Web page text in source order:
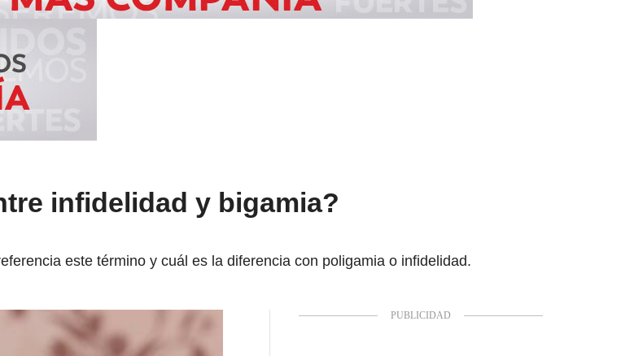
infidelidad y bigamia?
este término y cuál es la diferencia con poligamia o infidelidad.